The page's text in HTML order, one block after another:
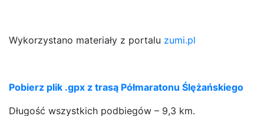
Wykorzystano materiały z portalu zumi.pl
Pobierz plik .gpx z trasą Półmaratonu Ślężańskiego
Długość wszystkich podbiegów – 9,3 km.